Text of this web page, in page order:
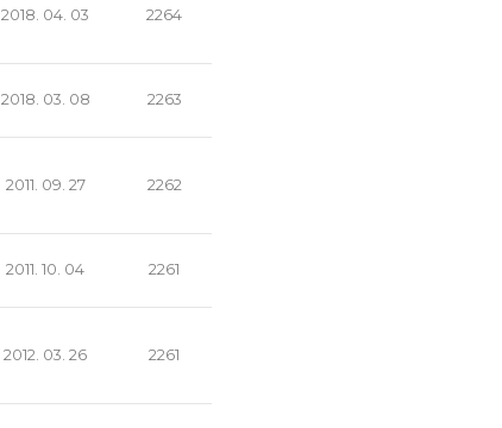
2018. 04. 03 2264
2018. 03. 08 2263
2011. 09. 27 2262
2011. 10. 04 2261
2012. 03. 26 2261